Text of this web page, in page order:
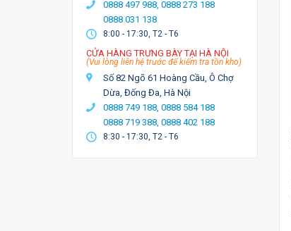
0888 497 988, 0888 273 188
0888 031 138
8:00 - 17:30, T2 - T6
CỬA HÀNG TRƯNG BÀY TẠI HÀ NỘI
(Vui lòng liên hệ trước để kiểm tra tồn kho)
Số 82 Ngõ 61 Hoàng Cầu, Ô Chợ
Dừa, Đống Đa, Hà Nội
0888 749 188, 0888 584 188
0888 719 388, 0888 402 188
8:30 - 17:30, T2 - T6